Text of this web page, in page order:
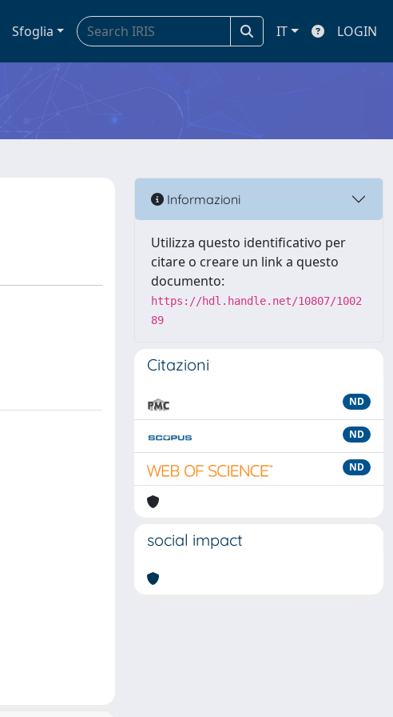
Sfoglia IT LOGIN
Informazioni
Utilizza questo identificativo per
citare o creare un link a questo
documento:
https://hdl.handle.net/10807/1002
89
Citazioni
ND
ND
ND
social impact